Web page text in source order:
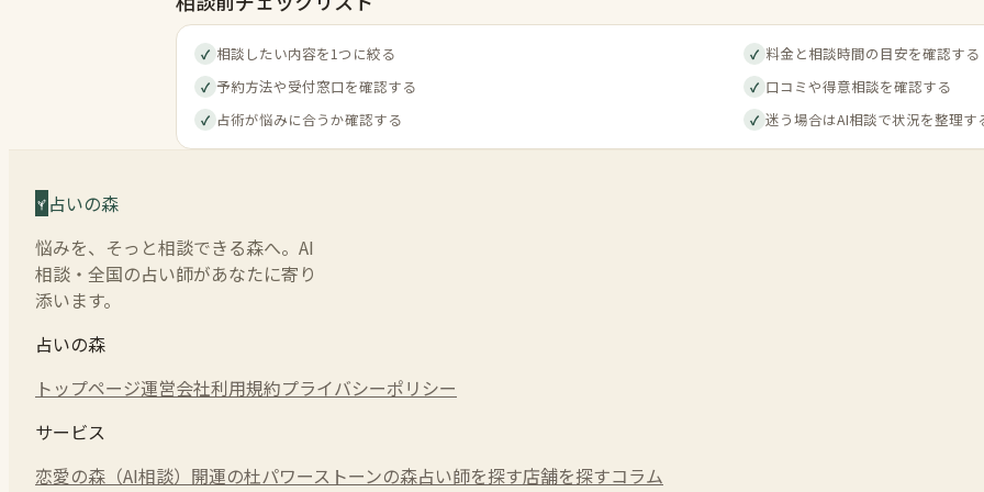
✓ 相談したい内容を1つに絞る ✓ 料金と相談時間の目安を確認する
✓ 予約方法や受付窓口を確認する ✓ 口コミや得意相談を確認する
✓ 占術が悩みに合うか確認する ✓ 迷う場合はAI相談で状況を整理す
占いの森
悩みを、そっと相談できる森へ。AI
相談・全国の占い師があなたに寄り
添います。
占いの森
トップページ運営会社利用規約プライバシーポリシー
サービス
恋愛の森（AI相談） 開運の杜パワーストーンの森占い師を探す店舗を探すコラム